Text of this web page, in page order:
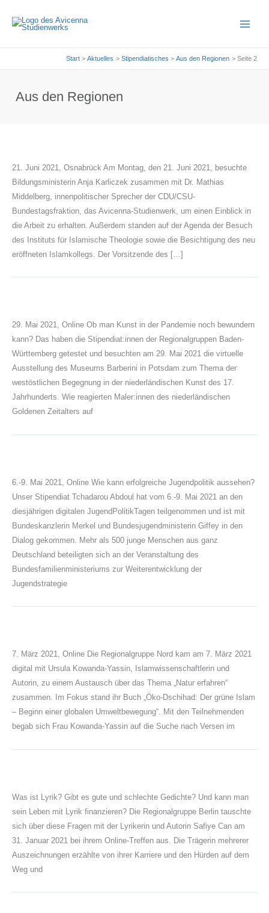
Inhalt
Start Aktuelles Stipendiatisches Aus den Regionen Seite 2
Aus den Regionen
21. Juni 2021, Osnabrück Am Montag, den 21. Juni 2021, besuchte
Bildungsministerin Anja Karliczek zusammen mit Dr. Mathias
Middelberg, innenpolitischer Sprecher der CDU/CSU-
Bundestagsfraktion, das Avicenna-Studienwerk, um einen Einblick in
die Arbeit zu erhalten. Außerdem standen auf der Agenda der Besuch
des Instituts für Islamische Theologie sowie die Besichtigung des neu
eröffneten Islamkollegs. Der Vorsitzende des […]
29. Mai 2021, Online Ob man Kunst in der Pandemie noch bewundern
kann? Das haben die Stipendiat:innen der Regionalgruppen Baden-
Württemberg getestet und besuchten am 29. Mai 2021 die virtuelle
Ausstellung des Museums Barberini in Potsdam zum Thema der
westöstlichen Begegnung in der niederländischen Kunst des 17.
Jahrhunderts. Wie reagierten Maler:innen des niederländischen
Goldenen Zeitalters auf
6.-9. Mai 2021, Online Wie kann erfolgreiche Jugendpolitik aussehen?
Unser Stipendiat Tchadarou Abdoul hat vom 6.-9. Mai 2021 an den
diesjährigen digitalen JugendPolitikTagen teilgenommen und ist mit
Bundeskanzlerin Merkel und Bundesjugendministerin Giffey in den
Dialog gekommen. Mehr als 500 junge Menschen aus ganz
Deutschland beteiligten sich an der Veranstaltung des
Bundesfamilienministeriums zur Weiterentwicklung der
Jugendstrategie
7. März 2021, Online Die Regionalgruppe Nord kam am 7. März 2021
digital mit Ursula Kowanda-Yassin, Islamwissenschaftlerin und
Autorin, zu einem Austausch über das Thema „Natur erfahren“
zusammen. Im Fokus stand ihr Buch „Öko-Dschihad: Der grüne Islam
– Beginn einer globalen Umweltbewegung“. Mit den Teilnehmenden
begab sich Frau Kowanda-Yassin auf die Suche nach Versen im
Was ist Lyrik? Gibt es gute und schlechte Gedichte? Und kann man
sein Leben mit Lyrik finanzieren? Die Regionalgruppe Berlin tauschte
sich über diese Fragen mit der Lyrikerin und Autorin Safiye Can am
31. Januar 2021 bei ihrem Online-Treffen aus. Die Trägerin mehrerer
Auszeichnungen erzählte von ihrer Karriere und den Hürden auf dem
Weg und